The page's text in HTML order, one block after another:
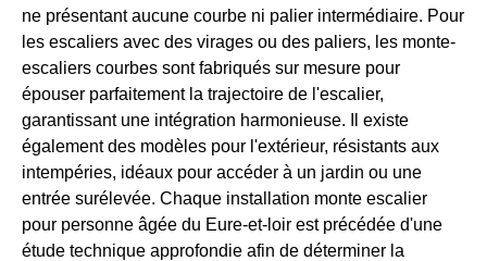
ne présentant aucune courbe ni palier intermédiaire. Pour
les escaliers avec des virages ou des paliers, les monte-
escaliers courbes sont fabriqués sur mesure pour
épouser parfaitement la trajectoire de l'escalier,
garantissant une intégration harmonieuse. Il existe
également des modèles pour l'extérieur, résistants aux
intempéries, idéaux pour accéder à un jardin ou une
entrée surélevée. Chaque installation monte escalier
pour personne âgée du Eure-et-loir est précédée d'une
étude technique approfondie afin de déterminer la